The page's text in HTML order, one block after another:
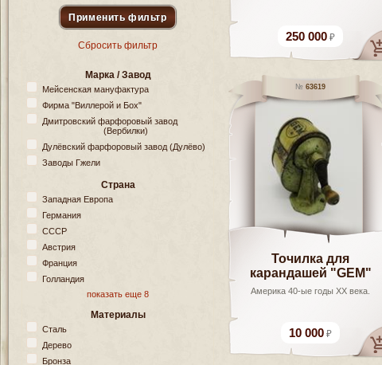
Сбросить фильтр
Марка / Завод
Мейсенская мануфактура
Фирма "Виллерой и Бох"
Дмитровский фарфоровый завод
(Вербилки)
Дулёвский фарфоровый завод (Дулёво)
Заводы Гжели
Страна
Западная Европа
Германия
СССР
Австрия
Франция
Голландия
показать еще 8
Материалы
Сталь
Дерево
Бронза
250 000
63619
Точилка для
карандашей "GEM"
Америка 40-ые годы ХХ века.
10 000